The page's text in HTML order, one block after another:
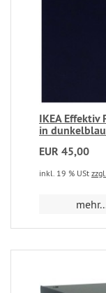
IKEA Effektiv
in
EUR 45,00
inkl. 19 % USt